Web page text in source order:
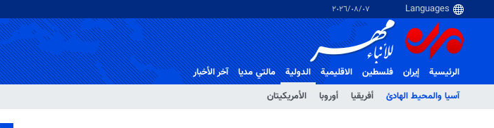
٠٧‏/٠٨‏/٢٠٢٦
الرئيسية إيران فلسطین الاقلیمیة
الدولية
آسيا والمحيط الهادئ
أفريقيا أوروبا الأمريكيتان
مالتي مدیا آخر الأخبار